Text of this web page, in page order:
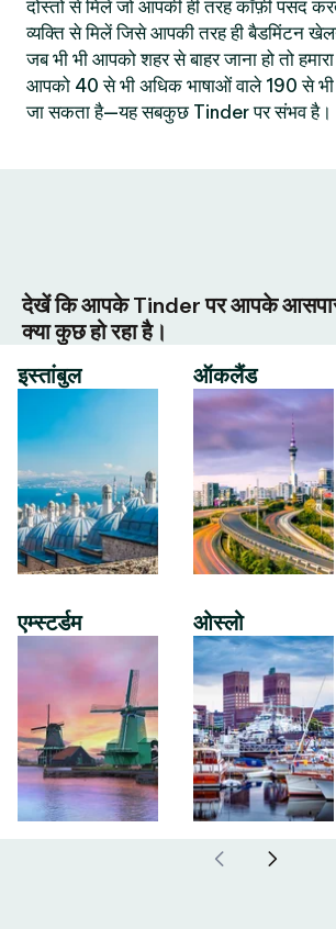
दोस्तों से मिलें जो आपकी ही तरह कॉफ़ी पसंद
व्यक्ति से मिलें जिसे आपकी तरह ही बैडमिंटन
जब भी भी आपको शहर से बाहर जाना हो तो हमारा
आपको 40 से भी अधिक भाषाओं वाले 190 से
जा सकता है—यह सबकुछ Tinder पर संभव है।
देखें कि आपके Tinder पर आपके
क्या कुछ हो रहा है।
इस्तांबुल
एम्स्टर्डम
ऑकलैंड
ओस्लो